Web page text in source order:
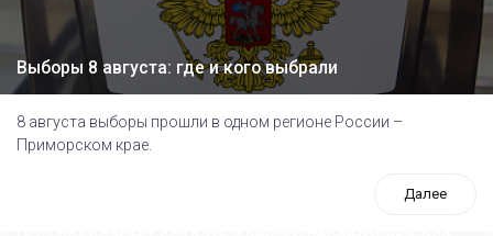
Выборы 8 августа: где и кого выбрали
8 августа выборы прошли в одном регионе России –
Приморском крае.
Далее